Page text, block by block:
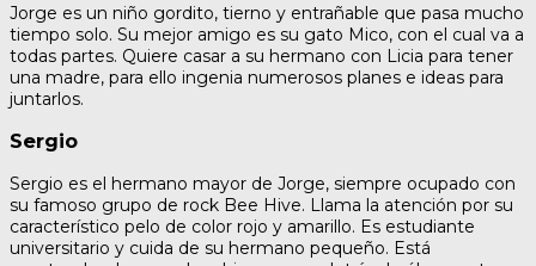
Jorge es un niño gordito, tierno y entrañable que pasa mucho
tiempo solo. Su mejor amigo es su gato Mico, con el cual va a
todas partes. Quiere casar a su hermano con Licia para tener
una madre, para ello ingenia numerosos planes e ideas para
juntarlos.
Sergio
Sergio es el hermano mayor de Jorge, siempre ocupado con
su famoso grupo de rock Bee Hive. Llama la atención por su
característico pelo de color rojo y amarillo. Es estudiante
universitario y cuida de su hermano pequeño. Está